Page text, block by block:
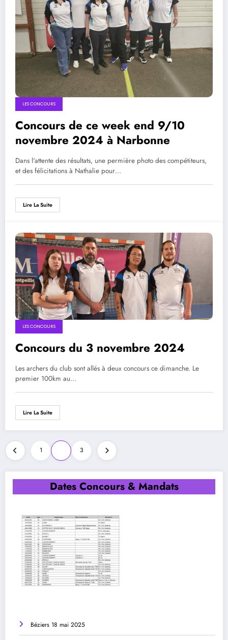
Dates Concours & Mandats
Béziers 18 mai 2025
LES CONCOURS
Concours de ce week end 9/10
novembre 2024 à Narbonne
Dans l'attente des résultats, une permière photo des compétiteurs,
et des félicitations à Nathalie pour…
Lire La Suite
LES CONCOURS
Concours du 3 novembre 2024
Les archers du club sont allés à deux concours ce dimanche. Le
premier 100km au…
Lire La Suite
Pagination
des
publications
1 3